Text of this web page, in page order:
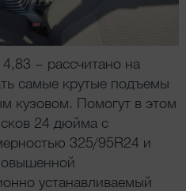
– рассчитано на
самые крутые подъемы
кузовом. Помогут в этом
24 дюйма с
325/95R24 и
устанавливаемый